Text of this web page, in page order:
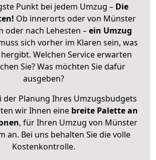
Punkt bei jedem Umzug – Die
Ob innerorts oder von Münster
oder nach Lehesten –ein Umzug
sich vorher im Klaren sein, was
Welchen Service erwarten
Sie? Was möchten Sie dafür
ausgeben?
der Planung Ihres Umzugsbudgets
wir Ihnen eine breite Palette an
, für Ihren Umzug von Münster
an. Bei uns behalten Sie die volle
Kostenkontrolle.